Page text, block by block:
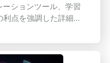
のように子どもの批
育むかを理解しま
ングの実践を奨励す
面の健康を促進し注意
ルビーイングの実践
ションツール、学習
点を強調した詳細な
最新トレンドを探り
プリや没入型バーチ
験が、学生の関与と理